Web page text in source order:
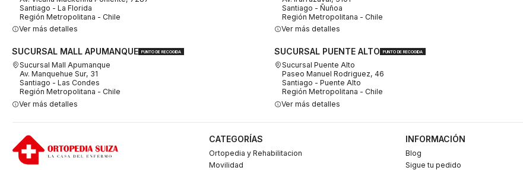
Santiago - La Florida
Región Metropolitana - Chile
Ver más detalles
Santiago - Ñuñoa
Región Metropolitana - Chile
Ver más detalles
SUCURSAL MALL APUMANQUE PUNTO DE RECOGIDA
Sucursal Mall Apumanque
Av. Manquehue Sur, 31
Santiago - Las Condes
Región Metropolitana - Chile
Ver más detalles
SUCURSAL PUENTE ALTO PUNTO DE RECOGIDA
Sucursal Puente Alto
Paseo Manuel Rodriguez, 46
Santiago - Puente Alto
Región Metropolitana - Chile
Ver más detalles
CATEGORÍAS
Ortopedia y Rehabilitacion
Movilidad
INFORMACIÓN
Blog
Sigue tu pedido